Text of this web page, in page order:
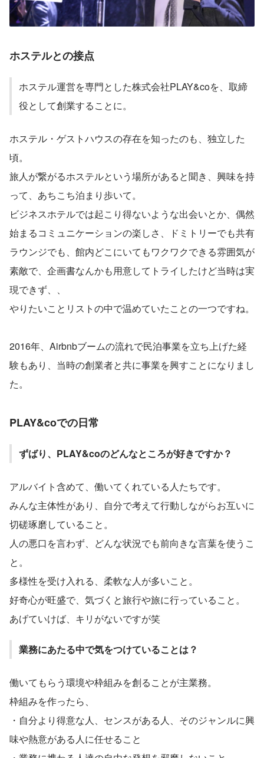
ホステルとの接点
ホステル運営を専門とした株式会社PLAY&coを、取締
役として創業することに。
ホステル・ゲストハウスの存在を知ったのも、独立した
頃。
旅人が繋がるホステルという場所があると聞き、興味を持
って、あちこち泊まり歩いて。
ビジネスホテルでは起こり得ないような出会いとか、偶然
始まるコミュニケーションの楽しさ、ドミトリーでも共有
ラウンジでも、館内どこにいてもワクワクできる雰囲気が
素敵で、企画書なんかも用意してトライしたけど当時は実
現できず、、
やりたいことリストの中で温めていたことの一つですね。
2016年、Airbnbブームの流れで民泊事業を立ち上げた経
験もあり、当時の創業者と共に事業を興すことになりまし
た。
PLAY&coでの日常
ずばり、PLAY&coのどんなところが好きですか？
アルバイト含めて、働いてくれている人たちです。
みんな主体性があり、自分で考えて行動しながらお互いに
切磋琢磨していること。
人の悪口を言わず、どんな状況でも前向きな言葉を使うこ
と。
多様性を受け入れる、柔軟な人が多いこと。
好奇心が旺盛で、気づくと旅行や旅に行っていること。
あげていけば、キリがないですが笑
業務にあたる中で気をつけていることは？
働いてもらう環境や枠組みを創ることが主業務。
枠組みを作ったら、
・自分より得意な人、センスがある人、そのジャンルに興
味や熱意がある人に任せること